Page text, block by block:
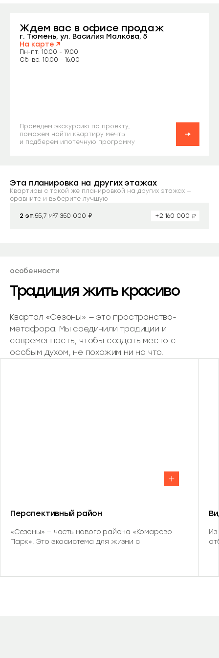
Заказать звонок
Ждем вас в офисе продаж
г. Тюмень, ул. Василия Малкова, 5
На карте
Пн-пт: 10.00 - 19.00
Сб-вс: 10.00 - 16.00
Проведем экскурсию по проекту,
поможем найти квартиру мечты
и подберем ипотечную программу
Эта планировка на других этажах
Квартиры с такой же планировкой на других этажах —
сравните и выберите лучшую
2 эт.55,7 м²7 350 000 ₽ +2 160 000 ₽
особенности
Традиция жить красиво
Квартал «Сезоны» — это пространство-
метафора. Мы соединили традиции и
современность, чтобы создать место с
особым духом, не похожим ни на что.
Перспективный район
«Сезоны» — часть нового района «Комарово
Парк». Это экосистема для жизни с